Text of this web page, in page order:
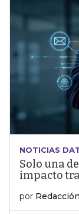
NOTICIAS
Solo una
impacto
por